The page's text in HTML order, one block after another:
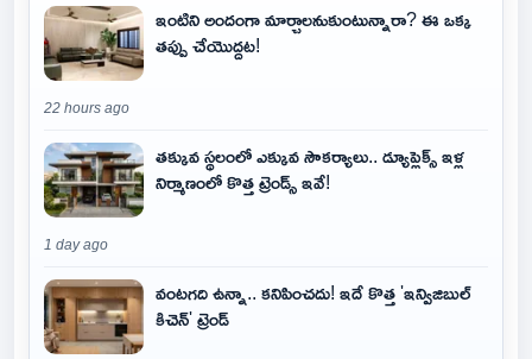
ఇంటిని అందంగా మార్చాలనుకుంటున్నారా? ఈ ఒక్క
తప్పు చేయొద్దట!
22 hours ago
తక్కువ స్థలంలో ఎక్కువ సౌకర్యాలు.. డ్యూప్లెక్స్ ఇళ్ల
నిర్మాణంలో కొత్త ట్రెండ్స్ ఇవే!
1 day ago
వంటగది ఉన్నా.. కనిపించదు! ఇదే కొత్త 'ఇన్విజిబుల్
కిచెన్' ట్రెండ్